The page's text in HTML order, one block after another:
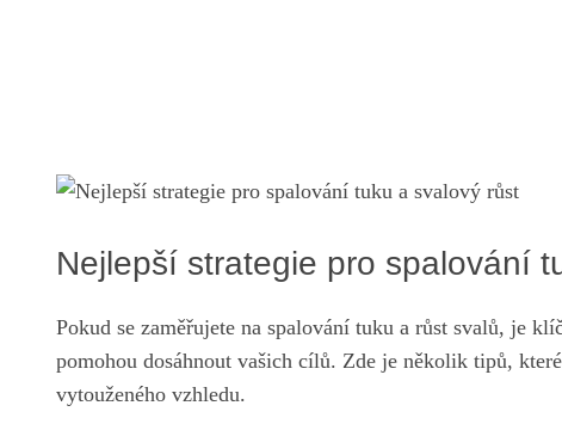
Nejlepší strategie‌ pro spalování
Pokud se zaměřujete na spalování tuku a⁤ růst svalů, je
pomohou dosáhnout vašich cílů. Zde je několik ⁤tipů,
vytouženého vzhledu.